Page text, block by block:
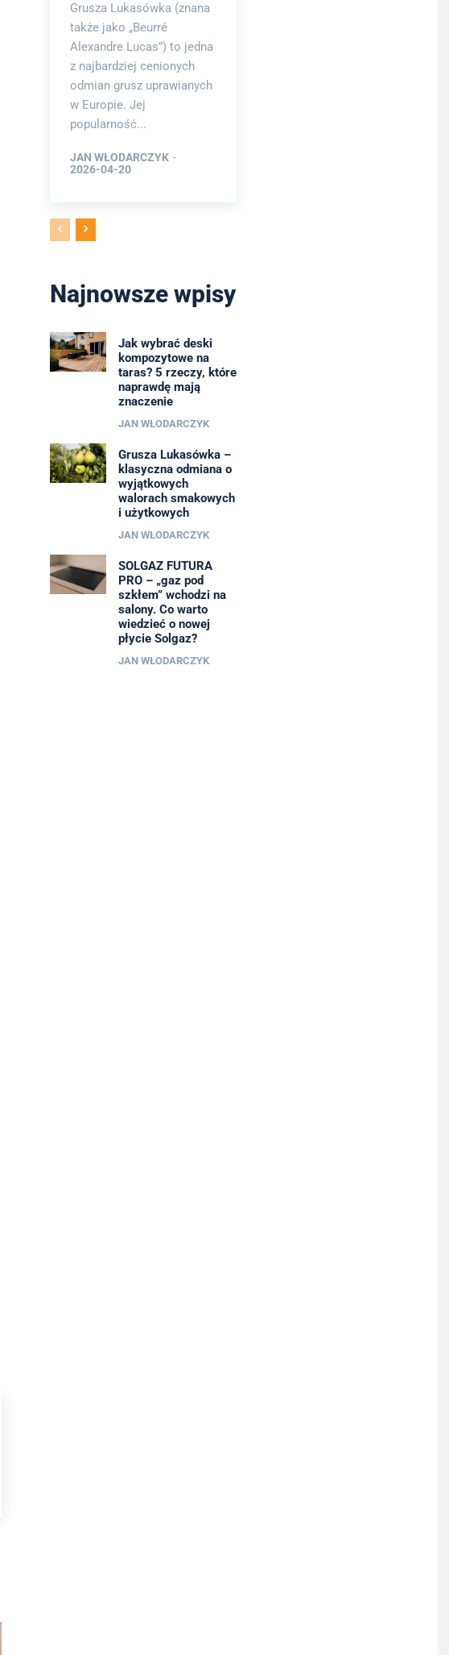
Grusza Lukasówka (znana
także jako „Beurré
Alexandre Lucas”) to jedna
z najbardziej cenionych
odmian grusz uprawianych
w Europie. Jej
popularność...
JAN WŁODARCZYK -
2026-04-20
Najnowsze wpisy
Jak wybrać deski
kompozytowe na
taras? 5 rzeczy, które
naprawdę mają
znaczenie
JAN WŁODARCZYK
Grusza Lukasówka –
klasyczna odmiana o
wyjątkowych
walorach smakowych
i użytkowych
JAN WŁODARCZYK
SOLGAZ FUTURA
PRO – „gaz pod
szkłem” wchodzi na
salony. Co warto
wiedzieć o nowej
płycie Solgaz?
JAN WŁODARCZYK